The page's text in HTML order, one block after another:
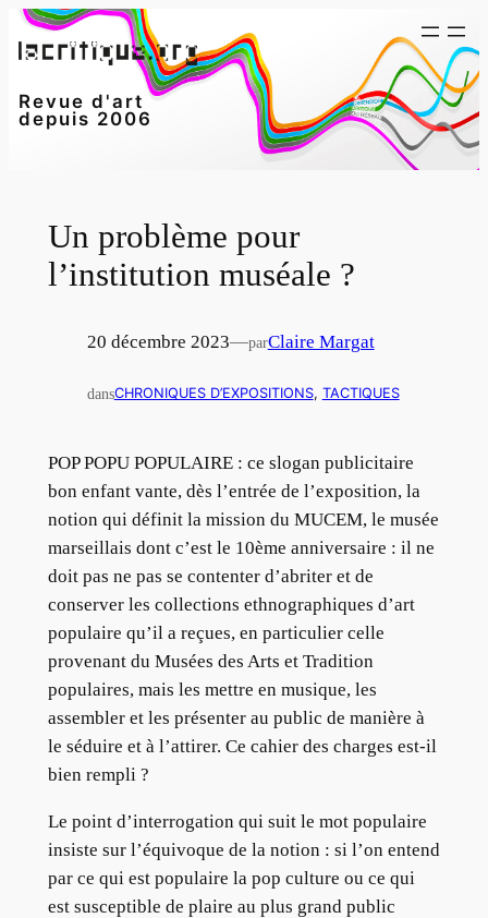
Aller
au
Revue d'art
depuis 2006
Un problème pour
l’institution muséale ?
20 décembre 2023—parClaire Margat
dansCHRONIQUES D’EXPOSITIONS, TACTIQUES
POP POPU POPULAIRE : ce slogan publicitaire
bon enfant vante, dès l’entrée de l’exposition, la
notion qui définit la mission du MUCEM, le musée
marseillais dont c’est le 10ème anniversaire : il ne
doit pas ne pas se contenter d’abriter et de
conserver les collections ethnographiques d’art
populaire qu’il a reçues, en particulier celle
provenant du Musées des Arts et Tradition
populaires, mais les mettre en musique, les
assembler et les présenter au public de manière à
le séduire et à l’attirer. Ce cahier des charges est-il
bien rempli ?
Le point d’interrogation qui suit le mot populaire
insiste sur l’équivoque de la notion : si l’on entend
par ce qui est populaire la pop culture ou ce qui
est susceptible de plaire au plus grand public